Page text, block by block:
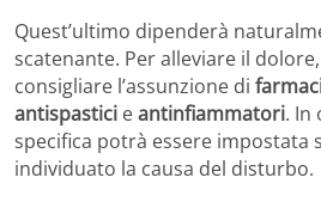
Quest’ultimo dipenderà
scatenante. Per alleviare il
consigliare l’assunzione di
antispastici eantinfiammatori. In
specifica potrà essere impostata
individuato la causa del disturbo.